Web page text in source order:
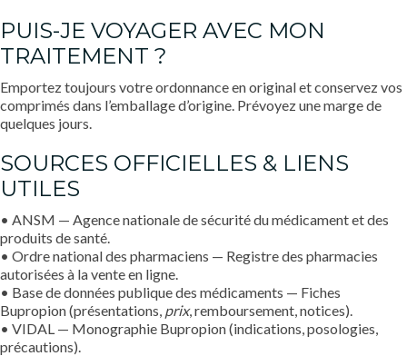
PUIS-JE VOYAGER AVEC MON
TRAITEMENT ?
Emportez toujours votre ordonnance en original et conservez vos
comprimés dans l’emballage d’origine. Prévoyez une marge de
quelques jours.
SOURCES OFFICIELLES & LIENS
UTILES
• ANSM — Agence nationale de sécurité du médicament et des
produits de santé.
• Ordre national des pharmaciens — Registre des pharmacies
autorisées à la vente en ligne.
• Base de données publique des médicaments — Fiches
Bupropion (présentations, prix, remboursement, notices).
• VIDAL — Monographie Bupropion (indications, posologies,
précautions).